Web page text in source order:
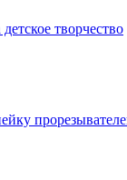
творчество